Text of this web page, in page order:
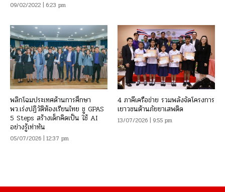
09/02/2022 | 6:23 pm
พลิกโฉมประเทศด้านการศึกษา
พว.เร่งปฏิวัติห้องเรียนไทย ชู GPAS
5 Steps สร้างเด็กคิดเป็น ใช้ AI
อย่างรู้เท่าทัน
05/07/2026 | 12:37 pm
4 ภาคีเครือข่าย รวมพลังจัดโครงการ
เยาวชนต้านภัยยาเสพติด
13/07/2026 | 9:55 pm